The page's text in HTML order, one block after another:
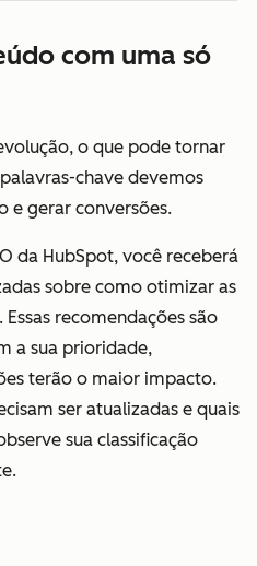
com uma só
o que pode tornar
chave devemos
e gerar conversões.
da HubSpot, você receberá
sobre como otimizar as
recomendações são
a sua prioridade,
terão o maior impacto.
ser atualizadas e quais
sua classificação